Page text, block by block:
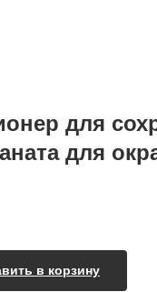
для
для
в корзину